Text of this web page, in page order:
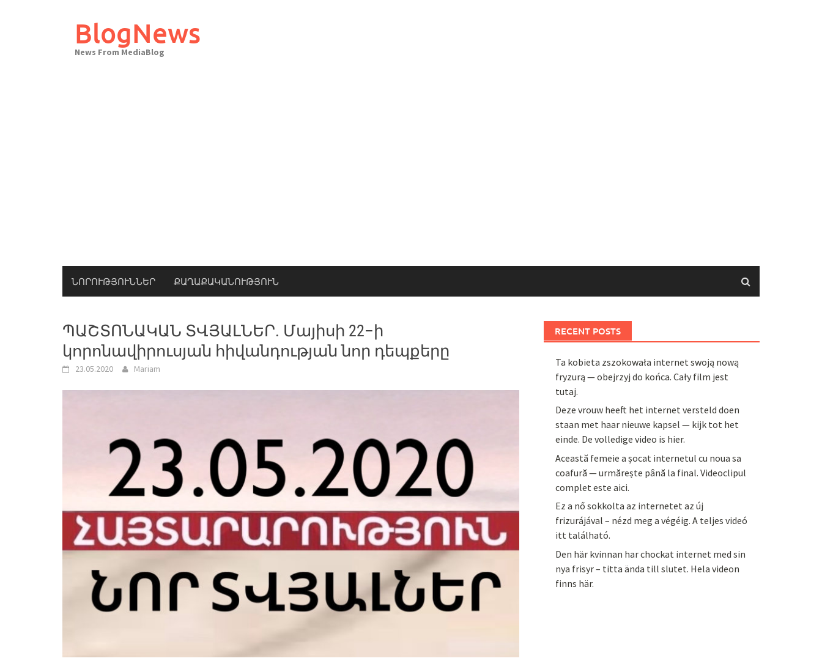
BlogNews
News From MediaBlog
ՆՈՐՈՒԹՅՈՒՆՆԵՐ ՔԱՂԱՔԱԿԱՆՈՒԹՅՈՒՆ
ՊԱՇՏՈՆԱԿԱՆ ՏՎՅԱԼՆԵՐ. Մայիսի 22–ի
կորոնավիրուսյան հիվանդության նոր դեպքերը
23.05.2020 Mariam
RECENT POSTS
Ta kobieta zszokowała internet swoją nową
fryzurą — obejrzyj do końca. Cały film jest
tutaj.
Deze vrouw heeft het internet versteld doen
staan met haar nieuwe kapsel — kijk tot het
einde. De volledige video is hier.
Această femeie a șocat internetul cu noua sa
coafură — urmărește până la final. Videoclipul
complet este aici.
Ez a nő sokkolta az internetet az új
frizurájával – nézd meg a végéig. A teljes videó
itt található.
Den här kvinnan har chockat internet med sin
nya frisyr – titta ända till slutet. Hela videon
finns här.